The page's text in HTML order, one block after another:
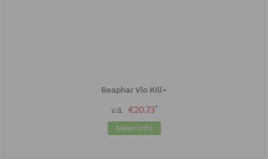
Beaphar Vlo Kill+
v.a. €20.73*
Meer Info